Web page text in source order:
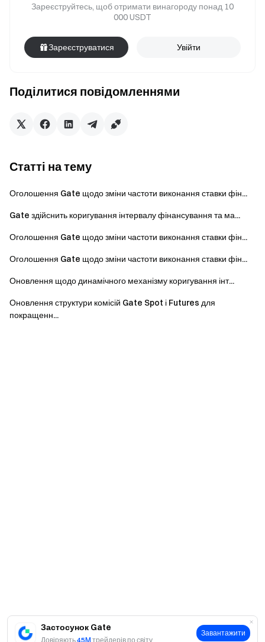
Застосунок Gate
Довіряють45M трейдерів по світу
Завантажити
Поділитися повідомленнями
Зареєструйтесь, щоб отримати винагороду понад 10
000 USDT
Зареєструватися Увійти
Статті на тему
Оголошення Gate щодо зміни частоти виконання ставки фін...
Gate здійснить коригування інтервалу фінансування та ма...
Оголошення Gate щодо зміни частоти виконання ставки фін...
Оголошення Gate щодо зміни частоти виконання ставки фін...
Оновлення щодо динамічного механізму коригування інт...
Оновлення структури комісій Gate Spot і Futures для
покращенн...